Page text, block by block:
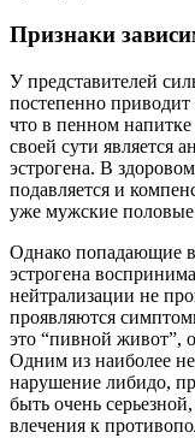
Признаки
У представителей
постепенно
что в пенном
своей сути является
эстрогена. В
подавляется и
уже мужские
Однако попадающие в
эстрогена
нейтрализации не
проявляются
это “пивной живот”,
Одним из наиболее
нарушение либидо,
быть очень
влечения к